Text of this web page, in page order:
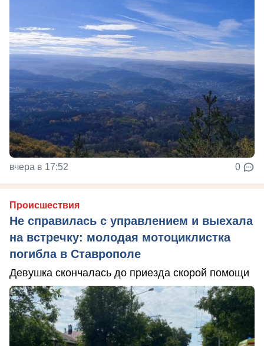
вчера в 17:52 0
Происшествия
Не справилась с управлением и выехала
на встречку: молодая мотоциклистка
погибла в Ставрополе
Девушка скончалась до приезда скорой помощи